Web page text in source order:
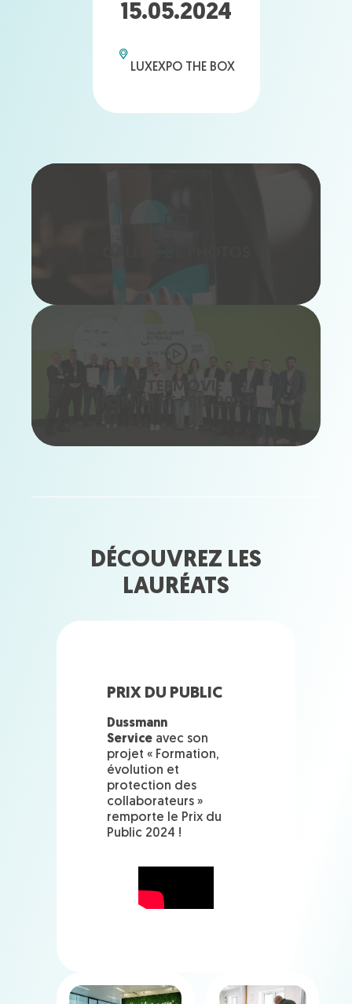
15.05.2024
LUXEXPO THE BOX
(FORUM ET PRIX 2024)
DÉCOUVREZ LES
LAURÉATS
PRIX DU PUBLIC
Dussmann
Service avec son
projet « Formation,
évolution et
protection des
collaborateurs »
remporte le Prix du
Public 2024 !